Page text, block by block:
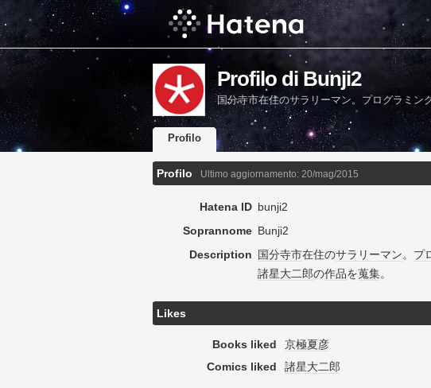
Profilo di Bunji2
国分寺市在住のサラリーマン。プログラミン
Profilo
Profilo Ultimo aggiornamento: 20/mag/2015
Hatena ID bunji2
Soprannome Bunji2
Description
国分寺市在住のサラリーマン。 プ
諸星大二郎の作品を蒐集。
Likes
Books liked
京極夏彦
Comics liked
諸星大二郎